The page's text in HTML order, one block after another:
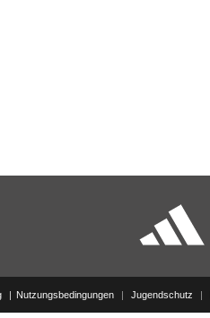
Nutzungsbedingungen | Jugendschutz |